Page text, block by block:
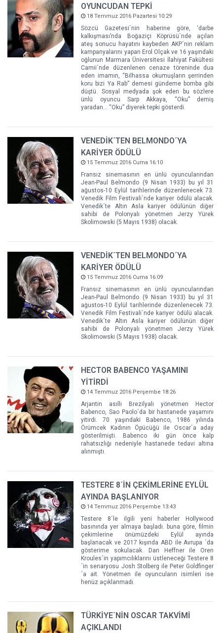
OYUNCUDAN TEPKİ
18 Temmuz 2016 Pazartesi 10:29
Sözcü Gazetesi´nin haberine göre, ‘darbe
kalkışması’nda Boğaziçi Köprüsü´nde açılan
ateş sonucu hayatını kaybeden AKP´nin reklam
kampanyalarını yapan Erol Olçak ve 16 yaşındaki
oğlunun Marmara Üniversitesi İlahiyat Fakültesi
Camii´nde düzenlenen cenaze töreninde dua
eden imamın, “Bilhassa okumuşların şerrinden
koru bizi Ya Rab” demesi gündeme bomba gibi
düştü. Sosyal medyada şok eden bu sözlere
ünlü oyuncu Sarp Akkaya, “Oku” demiş
yaradan… “Oku” diyerek tepki gösterdi.
VENEDİK´TEN BELMONDO´YA
KARİYER ÖDÜLÜ
15 Temmuz 2016 Cuma 16:10
Fransız sinemasının en ünlü oyuncularından
Jean-Paul Belmondo (9 Nisan 1933) bu yıl 31
ağustos-10 Eylül tarihlerinde düzenlenecek 73.
Venedik Film Festivali´nde kariyer ödülü alacak.
Venedik´te Altın Asla kariyer ödülünün diğer
sahibi de Polonyalı yönetmen Jerzy Yürek
Skolimowski (5 Mayıs 1938) olacak.
VENEDİK´TEN BELMONDO´YA
KARİYER ÖDÜLÜ
15 Temmuz 2016 Cuma 16:09
Fransız sinemasının en ünlü oyuncularından
Jean-Paul Belmondo (9 Nisan 1933) bu yıl 31
ağustos-10 Eylül tarihlerinde düzenlenecek 73.
Venedik Film Festivali´nde kariyer ödülü alacak.
Venedik´te Altın Asla kariyer ödülünün diğer
sahibi de Polonyalı yönetmen Jerzy Yürek
Skolimowski (5 Mayıs 1938) olacak.
HECTOR BABENCO YAŞAMINI
YİTİRDİ
14 Temmuz 2016 Perşembe 18:26
Arjantin asıllı Brezilyalı yönetmen Hector
Babenco, Sao Paolo´da bir hastanede yaşamını
yitirdi. 70 yaşındaki Babenco, 1986 yılında
Örümcek Kadının Öpücüğü ile Oscar´a aday
gösterilmişti. Babenco iki gün önce kalp
rahatsızlığı nedeniyle hastanede tedavi altına
alınmıştı.
TESTERE 8´İN ÇEKİMLERİNE EYLÜL
AYINDA BAŞLANIYOR
14 Temmuz 2016 Perşembe 13:43
Testere 8´le ilgili yeni haberler Hollywood
basınında yer almaya başladı. buna göre, filmin
çekimlerine önümüzdeki Eylül ayında
başlanacak ve 2017 kışında ABD ile Avrupa ´da
gösterime sokulacak. Dan Heffner ile Oren
Kroules´in yapımcılıklarını üstleneceği Testere 8
´in senaryosu Josh Stolberg ile Peter Goldfinger
´a ait. Yönetmen ile oyuncuların isimleri ise
henüz açıklanmadı.
TÜRKİYE´NİN OSCAR TAKVİMİ
AÇIKLANDI